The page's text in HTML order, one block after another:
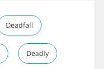
Deadfall
Deadly